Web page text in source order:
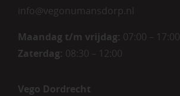
info@vegonumansdorp.nl
Maandag t/m vrijdag: 07:00 – 17:00
Zaterdag: 08:30 – 12:00
Vego Dordrecht